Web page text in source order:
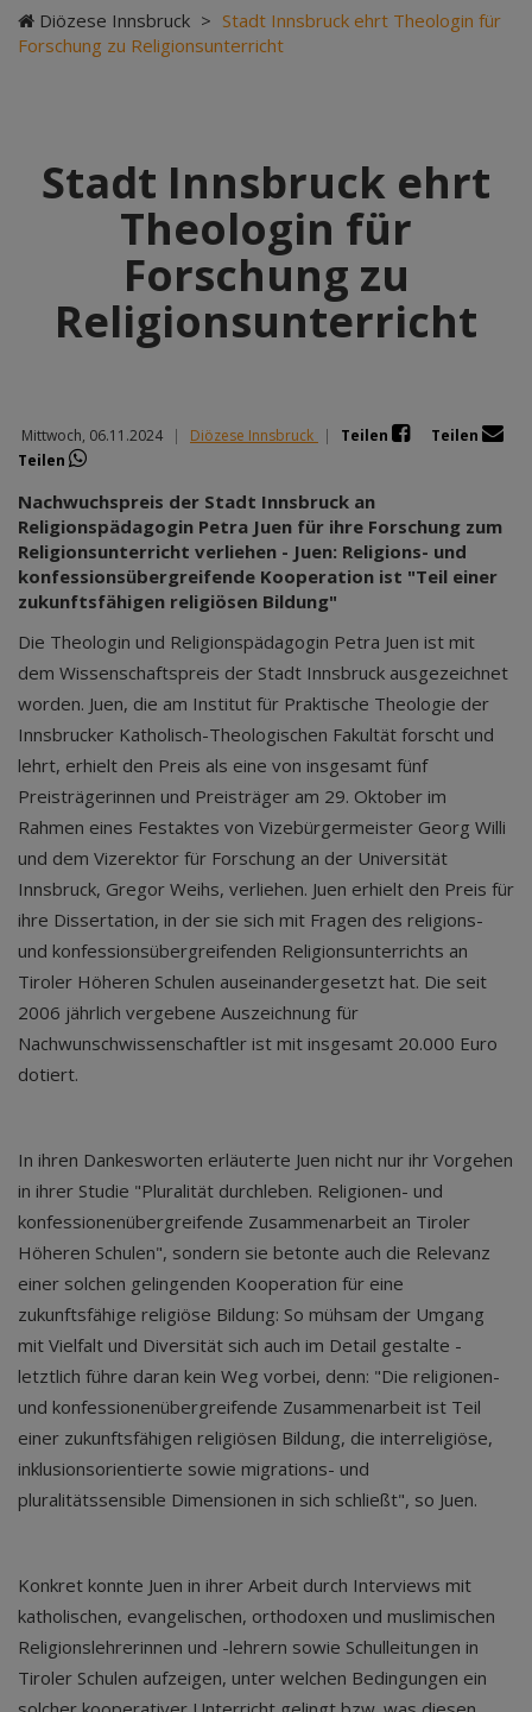
Diözese Innsbruck > Stadt Innsbruck ehrt Theologin für
Forschung zu Religionsunterricht
Stadt Innsbruck ehrt
Theologin für
Forschung zu
Religionsunterricht
Mittwoch, 06.11.2024 | Diözese Innsbruck | Teilen
Teilen
Teilen
Nachwuchspreis der Stadt Innsbruck an
Religionspädagogin Petra Juen für ihre Forschung zum
Religionsunterricht verliehen - Juen: Religions- und
konfessionsübergreifende Kooperation ist "Teil einer
zukunftsfähigen religiösen Bildung"
Die Theologin und Religionspädagogin Petra Juen ist mit
dem Wissenschaftspreis der Stadt Innsbruck ausgezeichnet
worden. Juen, die am Institut für Praktische Theologie der
Innsbrucker Katholisch-Theologischen Fakultät forscht und
lehrt, erhielt den Preis als eine von insgesamt fünf
Preisträgerinnen und Preisträger am 29. Oktober im
Rahmen eines Festaktes von Vizebürgermeister Georg Willi
und dem Vizerektor für Forschung an der Universität
Innsbruck, Gregor Weihs, verliehen. Juen erhielt den Preis für
ihre Dissertation, in der sie sich mit Fragen des religions-
und konfessionsübergreifenden Religionsunterrichts an
Tiroler Höheren Schulen auseinandergesetzt hat. Die seit
2006 jährlich vergebene Auszeichnung für
Nachwunschwissenschaftler ist mit insgesamt 20.000 Euro
dotiert.
In ihren Dankesworten erläuterte Juen nicht nur ihr Vorgehen
in ihrer Studie "Pluralität durchleben. Religionen- und
konfessionenübergreifende Zusammenarbeit an Tiroler
Höheren Schulen", sondern sie betonte auch die Relevanz
einer solchen gelingenden Kooperation für eine
zukunftsfähige religiöse Bildung: So mühsam der Umgang
mit Vielfalt und Diversität sich auch im Detail gestalte -
letztlich führe daran kein Weg vorbei, denn: "Die religionen-
und konfessionenübergreifende Zusammenarbeit ist Teil
einer zukunftsfähigen religiösen Bildung, die interreligiöse,
inklusionsorientierte sowie migrations- und
pluralitätssensible Dimensionen in sich schließt", so Juen.
Konkret konnte Juen in ihrer Arbeit durch Interviews mit
katholischen, evangelischen, orthodoxen und muslimischen
Religionslehrerinnen und -lehrern sowie Schulleitungen in
Tiroler Schulen aufzeigen, unter welchen Bedingungen ein